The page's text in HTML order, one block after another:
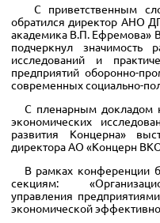
С приветственным
обратился директор АНО
академика В.П. Ефремова»
подчеркнул значимость
исследований и
предприятий оборонно-
современных социально-
С пленарным докладом
экономических
развития Концерна»
директора АО «Концерн
В рамках конференции
секциям:
управления
экономической